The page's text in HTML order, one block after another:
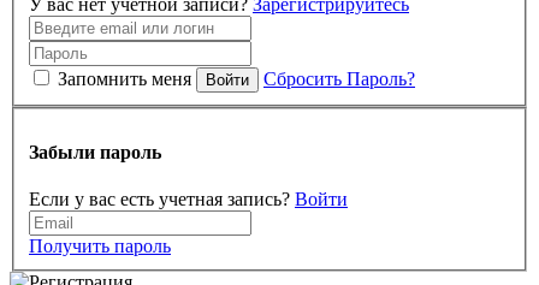
У вас нет учетной записи? Зарегистрируйтесь
Запомнить меня Войти Сбросить Пароль?
Забыли пароль
Если у вас есть учетная запись? Войти
Получить пароль